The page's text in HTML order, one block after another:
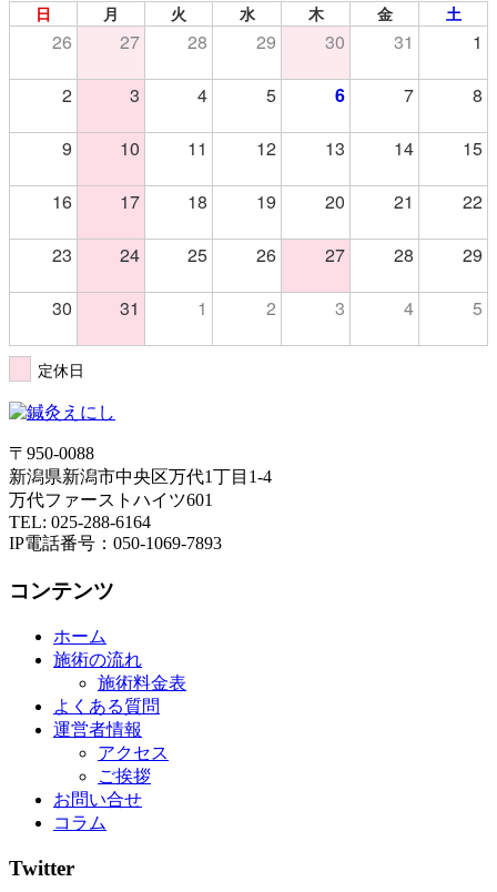
日 月 火 水 木 金 土
26 27 28 29 30 31 1
2 3 4 5 6 7 8
9 10 11 12 13 14 15
16 17 18 19 20 21 22
23 24 25 26 27 28 29
30 31 1 2 3 4 5
定休日
〒950-0088
新潟県新潟市中央区万代1丁目1-4
万代ファーストハイツ601
TEL: 025-288-6164
IP電話番号：050-1069-7893
コンテンツ
ホーム
施術の流れ
施術料金表
よくある質問
運営者情報
アクセス
ご挨拶
お問い合せ
コラム
Twitter